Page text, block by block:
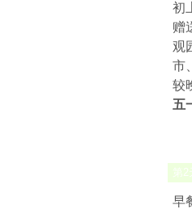
初
赠
观
市
较
五
第2
早